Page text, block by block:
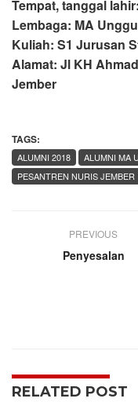
Tempat, tanggal
Lembaga: MA
Kuliah: S1 Jurusan
Alamat: Jl KH
Jember
TAGS:
ALUMNI 2018 ALUMNI MA
PESANTREN NURIS JEMBER
PREVIOUS
Penyesalan
RELATED POST